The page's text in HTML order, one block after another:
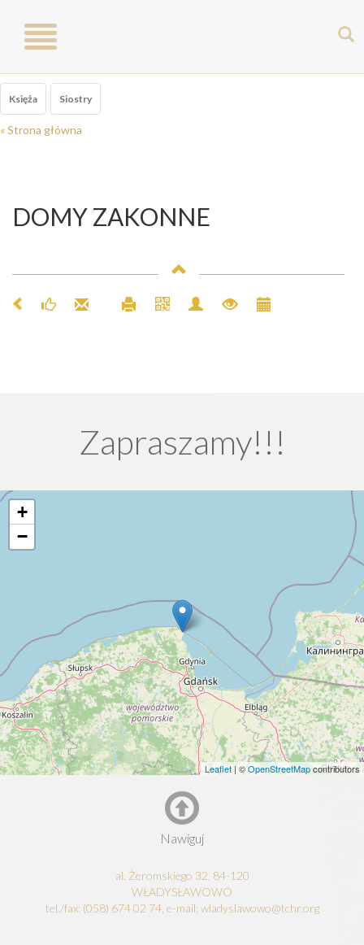
Toggle
navigation
Księża Siostry
« Strona główna
DOMY ZAKONNE
Zapraszamy!!!
+
−
Leaflet | ©OpenStreetMapcontributors
Nawiguj
al. Żeromskiego 32, 84-120
WŁADYSŁAWOWO
tel./fax: (058) 674 02 74, e-mail: wladyslawowo@tchr.org